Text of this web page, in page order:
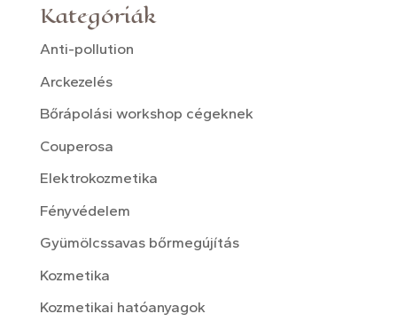
Kategóriák
Anti-pollution
Arckezelés
Bőrápolási workshop cégeknek
Couperosa
Elektrokozmetika
Fényvédelem
Gyümölcssavas bőrmegújítás
Kozmetika
Kozmetikai hatóanyagok